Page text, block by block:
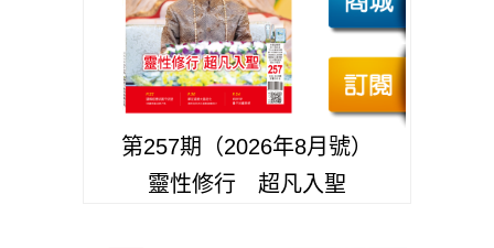
第257期（2026年8月號）
靈性修行 超凡入聖